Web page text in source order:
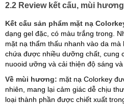
2.2 Review kết cấu, mùi
Kết cấu sản phẩm mặt nạ
dạng gel đặc, có màu trắng trong.
mặt nạ thẩm thấu nhanh vào da
chứa được nhiều dưỡng chất, cung
nuooid ưỡng và cải thiện độ sáng
Về mùi hương: mặt nạ Colorkey
nhiên, mang lại cảm giác dễ chịu
loại thành phần được chiết xuất